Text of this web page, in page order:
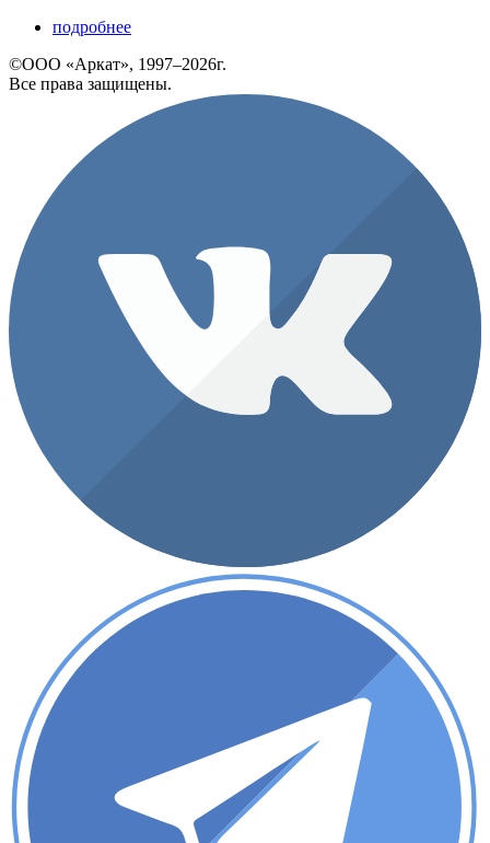
подробнее
©ООО «Аркат», 1997–2026г.
Все права защищены.